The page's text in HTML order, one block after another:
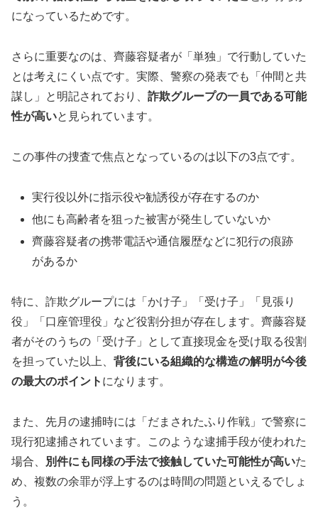
になっているためです。
さらに重要なのは、齊藤容疑者が「単独」で行動していた
とは考えにくい点です。実際、警察の発表でも「仲間と共
謀し」と明記されており、 詐欺グループの一員である可能
性が高いと見られています。
この事件の捜査で焦点となっているのは以下の3点です。
実行役以外に指示役や勧誘役が存在するのか
他にも高齢者を狙った被害が発生していないか
齊藤容疑者の携帯電話や通信履歴などに犯行の痕跡
があるか
特に、詐欺グループには「かけ子」「受け子」「見張り
役」「口座管理役」など役割分担が存在します。齊藤容疑
者がそのうちの「受け子」として直接現金を受け取る役割
を担っていた以上、 背後にいる組織的な構造の解明が今後
の最大のポイント になります。
また、先月の逮捕時には「だまされたふり作戦」で警察に
現行犯逮捕されています。このような逮捕手段が使われた
場合、
別件にも同様の手法で接触していた可能性が高いた
め、複数の余罪が浮上するのは時間の問題といえるでしょ
う。